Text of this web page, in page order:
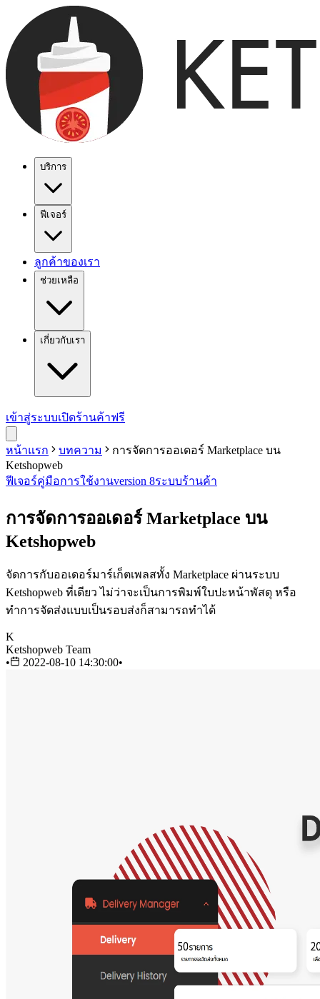
บริการ
ฟีเจอร์
ลูกค้าของเรา
ช่วยเหลือ
เกี่ยวกับเรา
เข้าสู่ระบบเปิดร้านค้าฟรี
หน้าแรก บทความ
การจัดการออเดอร์ Marketplace บน
Ketshopweb
ฟีเจอร์คู่มือการใช้งานversion 8ระบบร้านค้า
การจัดการออเดอร์ Marketplace บน
Ketshopweb
จัดการกับออเดอร์มาร์เก็ตเพลสทั้ง Marketplace ผ่านระบบ
Ketshopweb ที่เดียว ไม่ว่าจะเป็นการพิมพ์ใบปะหน้าพัสดุ หรือ
ทำการจัดส่งแบบเป็นรอบส่งก็สามารถทำได้
K
Ketshopweb Team
•
2022-08-10 14:30:00•